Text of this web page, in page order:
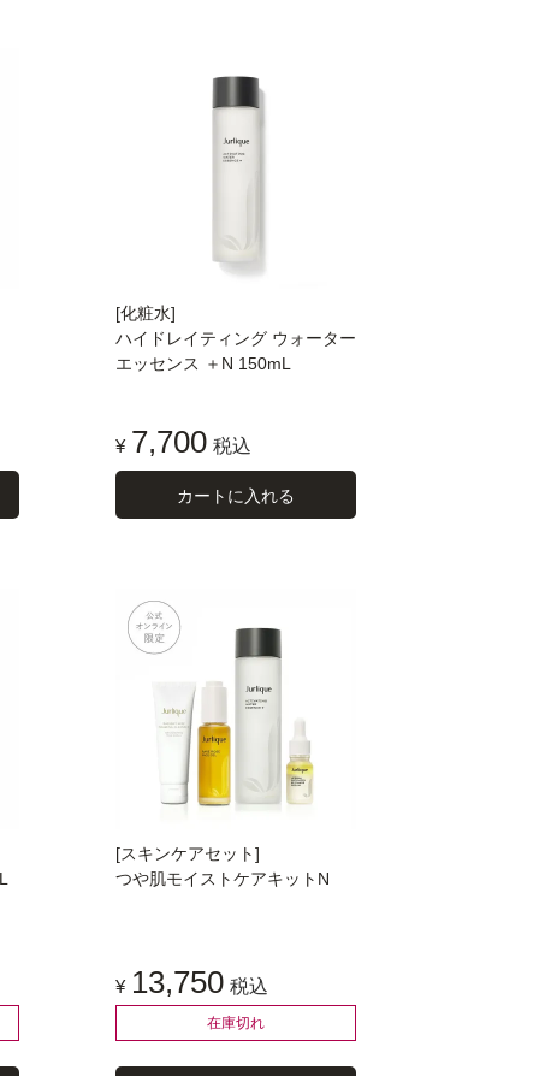
[化粧水]
ハイドレイティング ウォーター
エッセンス ＋N 150mL
¥ 7,700 税込
カートに入れる
[スキンケアセット]
つや肌モイストケアキットN
¥ 13,750 税込
在庫切れ